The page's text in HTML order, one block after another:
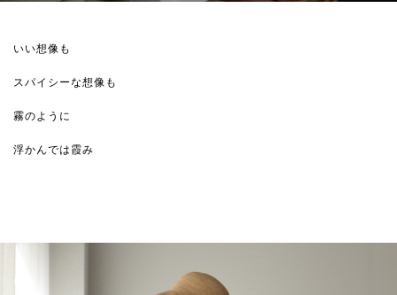
いい想像も
スパイシーな想像も
霧のように
浮かんでは霞み